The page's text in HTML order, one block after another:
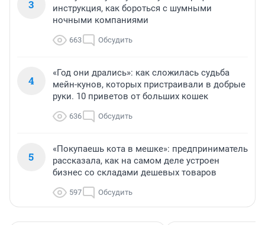
3
инструкция, как бороться с шумными
ночными компаниями
663 Обсудить
4
«Год они дрались»: как сложилась судьба
мейн-кунов, которых пристраивали в добрые
руки. 10 приветов от больших кошек
636 Обсудить
5
«Покупаешь кота в мешке»: предприниматель
рассказала, как на самом деле устроен
бизнес со складами дешевых товаров
597 Обсудить